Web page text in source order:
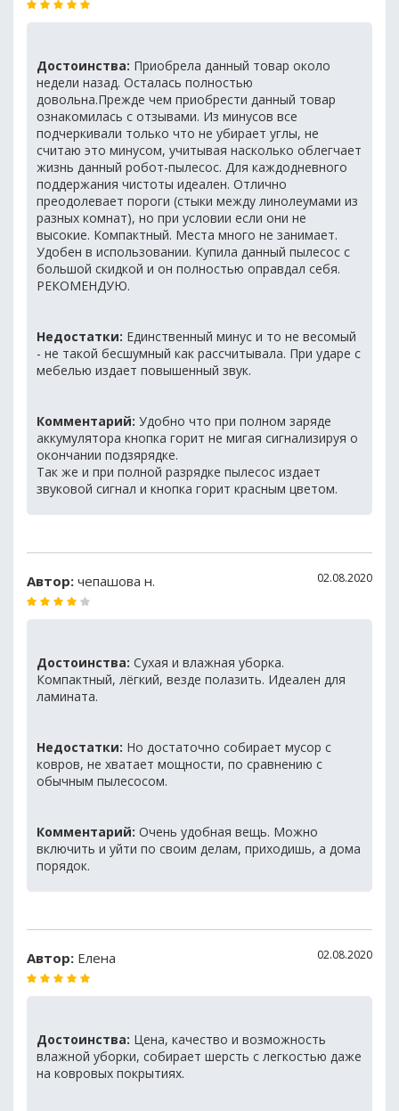
Достоинства: Приобрела данный товар около
недели назад. Осталась полностью
довольна.Прежде чем приобрести данный товар
ознакомилась с отзывами. Из минусов все
подчеркивали только что не убирает углы, не
считаю это минусом, учитывая насколько облегчает
жизнь данный робот-пылесос. Для каждодневного
поддержания чистоты идеален. Отлично
преодолевает пороги (стыки между линолеумами из
разных комнат), но при условии если они не
высокие. Компактный. Места много не занимает.
Удобен в использовании. Купила данный пылесос с
большой скидкой и он полностью оправдал себя.
РЕКОМЕНДУЮ.
Недостатки: Единственный минус и то не весомый
- не такой бесшумный как рассчитывала. При ударе с
мебелью издает повышенный звук.
Комментарий: Удобно что при полном заряде
аккумулятора кнопка горит не мигая сигнализируя о
окончании подзярядке.
Так же и при полной разрядке пылесос издает
звуковой сигнал и кнопка горит красным цветом.
Автор: чепашова н. 02.08.2020
Достоинства: Сухая и влажная уборка.
Компактный, лёгкий, везде полазить. Идеален для
ламината.
Недостатки: Но достаточно собирает мусор с
ковров, не хватает мощности, по сравнению с
обычным пылесосом.
Комментарий: Очень удобная вещь. Можно
включить и уйти по своим делам, приходишь, а дома
порядок.
Автор: Елена 02.08.2020
Достоинства: Цена, качество и возможность
влажной уборки, собирает шерсть с легкостью даже
на ковровых покрытиях.